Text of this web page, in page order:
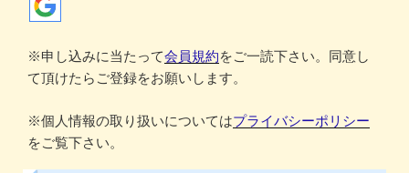
※申し込みに当たって会員規約をご一読下さい。同意し
て頂けたらご登録をお願いします。
※個人情報の取り扱いについてはプライバシーポリシー
をご覧下さい。